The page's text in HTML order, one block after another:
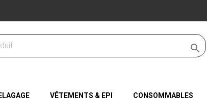

ELAGAGE VÊTEMENTS & EPI CONSOMMABLES